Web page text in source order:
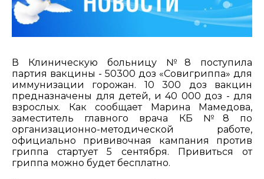
В Клиническую больницу №8 поступила
партия вакцины - 50300 доз «Совигриппа» для
иммунизации горожан. 10 300 доз вакцин
предназначены для детей, и 40 000 доз - для
взрослых. Как сообщает Марина Мамедова,
заместитель главного врача КБ №8 по
организационно-методической работе,
официально прививочная кампания против
гриппа стартует 5 сентября. Привиться от
гриппа можно будет бесплатно.